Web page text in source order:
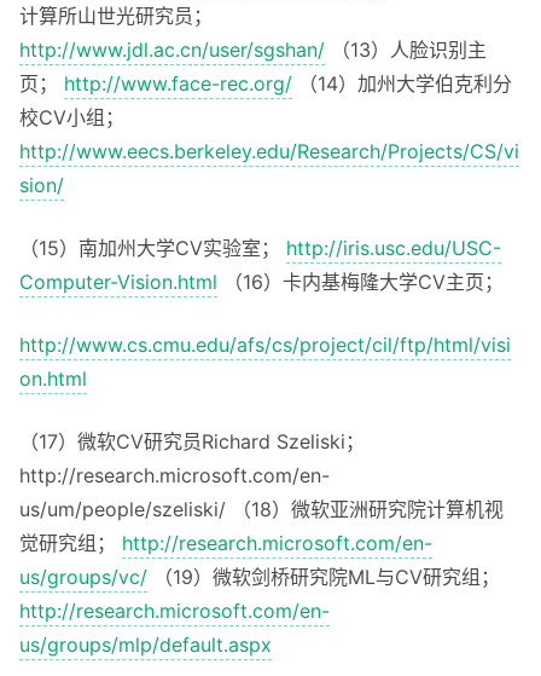
计算所山世光研究员；
http://www.jdl.ac.cn/user/sgshan/ （13）人脸识别主
页； http://www.face-rec.org/ （14）加州大学伯克利分
校CV小组；
http://www.eecs.berkeley.edu/Research/Projects/CS/vi
sion/
（15）南加州大学CV实验室； http://iris.usc.edu/USC-
Computer-Vision.html （16）卡内基梅隆大学CV主页；
http://www.cs.cmu.edu/afs/cs/project/cil/ftp/html/visi
on.html
（17）微软CV研究员Richard Szeliski；
http://research.microsoft.com/en-
us/um/people/szeliski/ （18）微软亚洲研究院计算机视
觉研究组； http://research.microsoft.com/en-
us/groups/vc/ （19）微软剑桥研究院ML与CV研究组；
http://research.microsoft.com/en-
us/groups/mlp/default.aspx